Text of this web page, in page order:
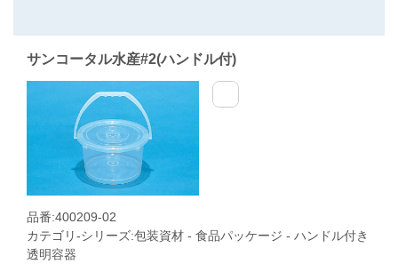
サンコータル水産#2(ハンドル付)
品番:400209-02
カテゴリ-シリーズ:包装資材 - 食品パッケージ - ハンドル付き
透明容器